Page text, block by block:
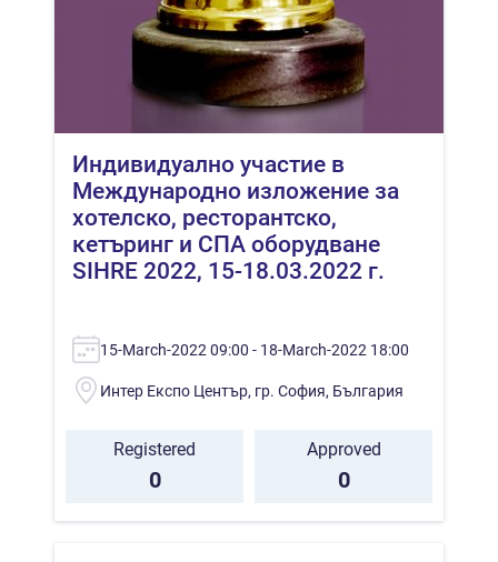
Индивидуално участие в
Международно изложение за
хотелско, ресторантско,
кетъринг и СПА оборудване
SIHRE 2022, 15-18.03.2022 г.
15-March-2022 09:00 - 18-March-2022 18:00
Интер Експо Център, гр. София, България
Registered
0
Approved
0